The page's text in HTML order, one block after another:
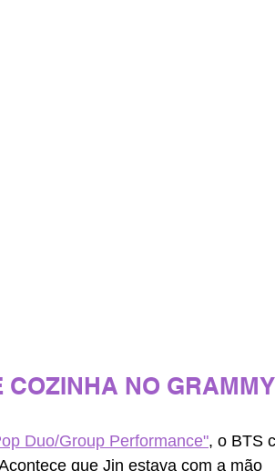
COZINHA NO GRAMMY
Duo/Group Performance", o BTS
que Jin estava com a mão